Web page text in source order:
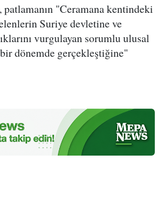
patlamanın "Ceramana kentindeki
Suriye devletine ve
vurgulayan sorumlu ulusal
dönemde gerçekleştiğine"